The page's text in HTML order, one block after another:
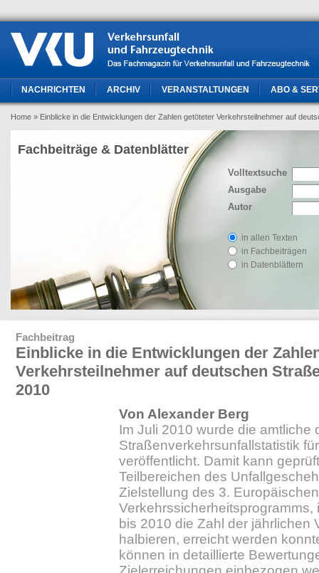
NACHRICHTEN ARCHIV VERANSTALTUNGEN ABO &
Home » Einblicke in die Entwicklungen der Zahlen getöteter Verkehrsteilnehmer auf
Volltextsuche
Ausgabe
Autor
in allen Texten
in Fachbeiträgen
in Datenblättern
Fachbeiträge & Datenblätter
Fachbeitrag
Einblicke in die Entwicklungen der
Verkehrsteilnehmer auf deutschen
2010
Von Alexander Berg
Im Juli 2010 wurde die amtliche
Straßenverkehrsunfallstatistik
veröffentlicht. Damit kann
Teilbereichen des
Zielstellung des 3. Europäischen
Verkehrssicherheitsprogramms,
bis 2010 die Zahl der jährlichen
halbieren, erreicht werden
können in detaillierte